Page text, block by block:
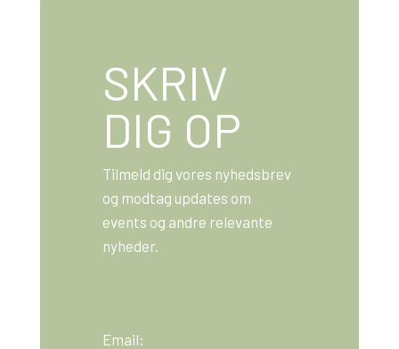
SKRIV
DIG OP
Tilmeld dig vores nyhedsbrev
og modtag updates om
events og andre relevante
nyheder.
Email: